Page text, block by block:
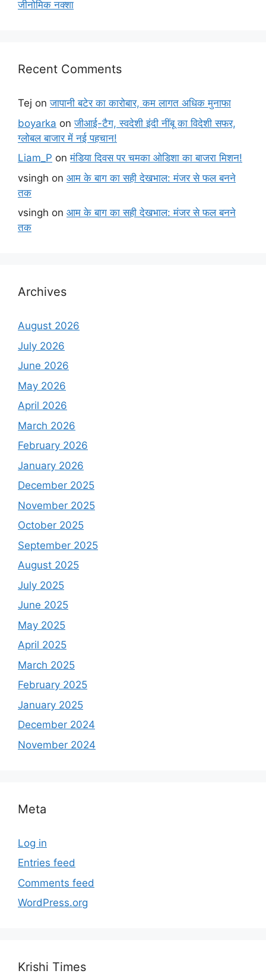
जीनोमिक नक्शा
Recent Comments
Tej onजापानी बटेर का कारोबार, कम लागत अधिक मुनाफा
boyarka onजीआई-टैग, स्वदेशी इंदी नींबू का विदेशी सफर,
ग्लोबल बाजार में नई पहचान!
Liam_P onमंडिया दिवस पर चमका ओडिशा का बाजरा मिशन!
vsingh on आम के बाग का सही देखभाल: मंजर से फल बनने
तक
vsingh on आम के बाग का सही देखभाल: मंजर से फल बनने
तक
Archives
August 2026
July 2026
June 2026
May 2026
April 2026
March 2026
February 2026
January 2026
December 2025
November 2025
October 2025
September 2025
August 2025
July 2025
June 2025
May 2025
April 2025
March 2025
February 2025
January 2025
December 2024
November 2024
Meta
Log in
Entries feed
Comments feed
WordPress.org
Krishi Times